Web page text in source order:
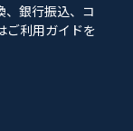
銀行振込、コ
ご利用ガイドを